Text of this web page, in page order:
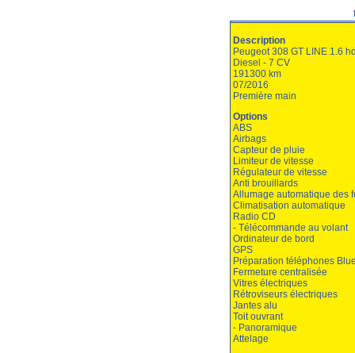
Description
Peugeot 308 GT LINE 1.6
Diesel - 7 CV
191300 km
07/2016
Première main
Options
ABS
Airbags
Capteur de pluie
Limiteur de vitesse
Régulateur de vitesse
Anti brouillards
Allumage automatique des
Climatisation automatique
Radio CD
- Télécommande au volant
Ordinateur de bord
GPS
Préparation téléphones
Fermeture centralisée
Vitres électriques
Rétroviseurs électriques
Jantes alu
Toit ouvrant
- Panoramique
Attelage